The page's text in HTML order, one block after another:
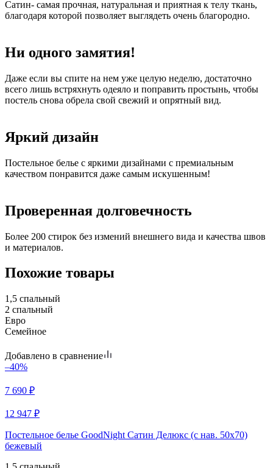
Сатин- самая прочная, натуральная и приятная к телу ткань,
благодаря которой позволяет выглядеть очень благородно.
Ни одного замятия!
Даже если вы спите на нем уже целую неделю, достаточно
всего лишь встряхнуть одеяло и поправить простынь, чтобы
постель снова обрела свой свежий и опрятный вид.
Яркий дизайн
Постельное белье с яркими дизайнами с премиальным
качеством понравится даже самым искушенным!
Проверенная долговечность
Более 200 стирок без измений внешнего вида и качества швов
и материалов.
Похожие товары
1,5 спальный
2 спальный
Евро
Семейное
Добавлено в сравнение
–40%
7 690 ₽
12 947 ₽
Постельное белье GoodNight Сатин Делюкс (с нав. 50х70)
бежевый